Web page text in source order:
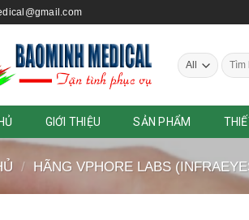
Tìm
kiếm:
GIỚI THIỆU SẢN PHẨM
/ HÃNG VPHORE LABS